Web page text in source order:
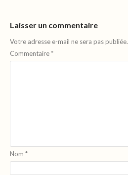
Laisser un commentaire
Votre adresse e-mail ne sera pas publiée.
Commentaire*
Nom *